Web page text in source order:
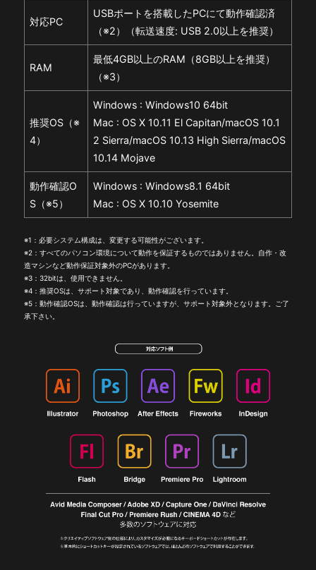
対応PC
USBポートを搭載したPCにて動作確認済
（※2）（転送速度: USB 2.0以上を推奨）
RAM
最低4GB以上のRAM（8GB以上を推奨）
（※3）
推奨OS（※
4）
Windows : Windows10 64bit
Mac : OS X 10.11 El Capitan/macOS 10.1
2 Sierra/macOS 10.13 High Sierra/macOS
10.14 Mojave
動作確認O
S（※5）
Windows : Windows8.1 64bit
Mac : OS X 10.10 Yosemite
※1：必要システム構成は、変更する可能性がございます。
※2：すべてのパソコン環境について動作を保証するものではありません。自作・改
造マシンなど動作保証対象外のPCがあります。
※3：32bitは、使用できません。
※4：推奨OSは、サポート対象であり、動作確認を行っています。
※5：動作確認OSは、動作確認は行っていますが、サポート対象外となります。ご了
承下さい。